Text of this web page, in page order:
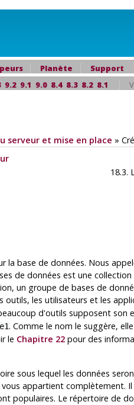
Planète
Support
9.2 9.1 9.0 8.4 8.3 8.2 8.1
serveur et mise en place »
18.3.
base de données. Nous
de données est une
un groupe de bases de
les utilisateurs et les
d'outils supposent son
. Comme le nom le suggère,
le Chapitre 22 pour des
sous lequel les données
appartient complètement.
populaires. Le répertoire de